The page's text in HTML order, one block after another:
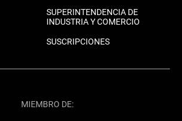
SUPERINTENDENCIA DE
INDUSTRIA Y COMERCIO
SUSCRIPCIONES
MIEMBRO DE: